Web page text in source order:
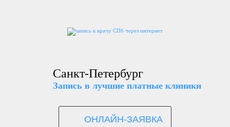
Санкт-Петербург
Запись в лучшие платные клиники
ОНЛАЙН-ЗАЯВКА